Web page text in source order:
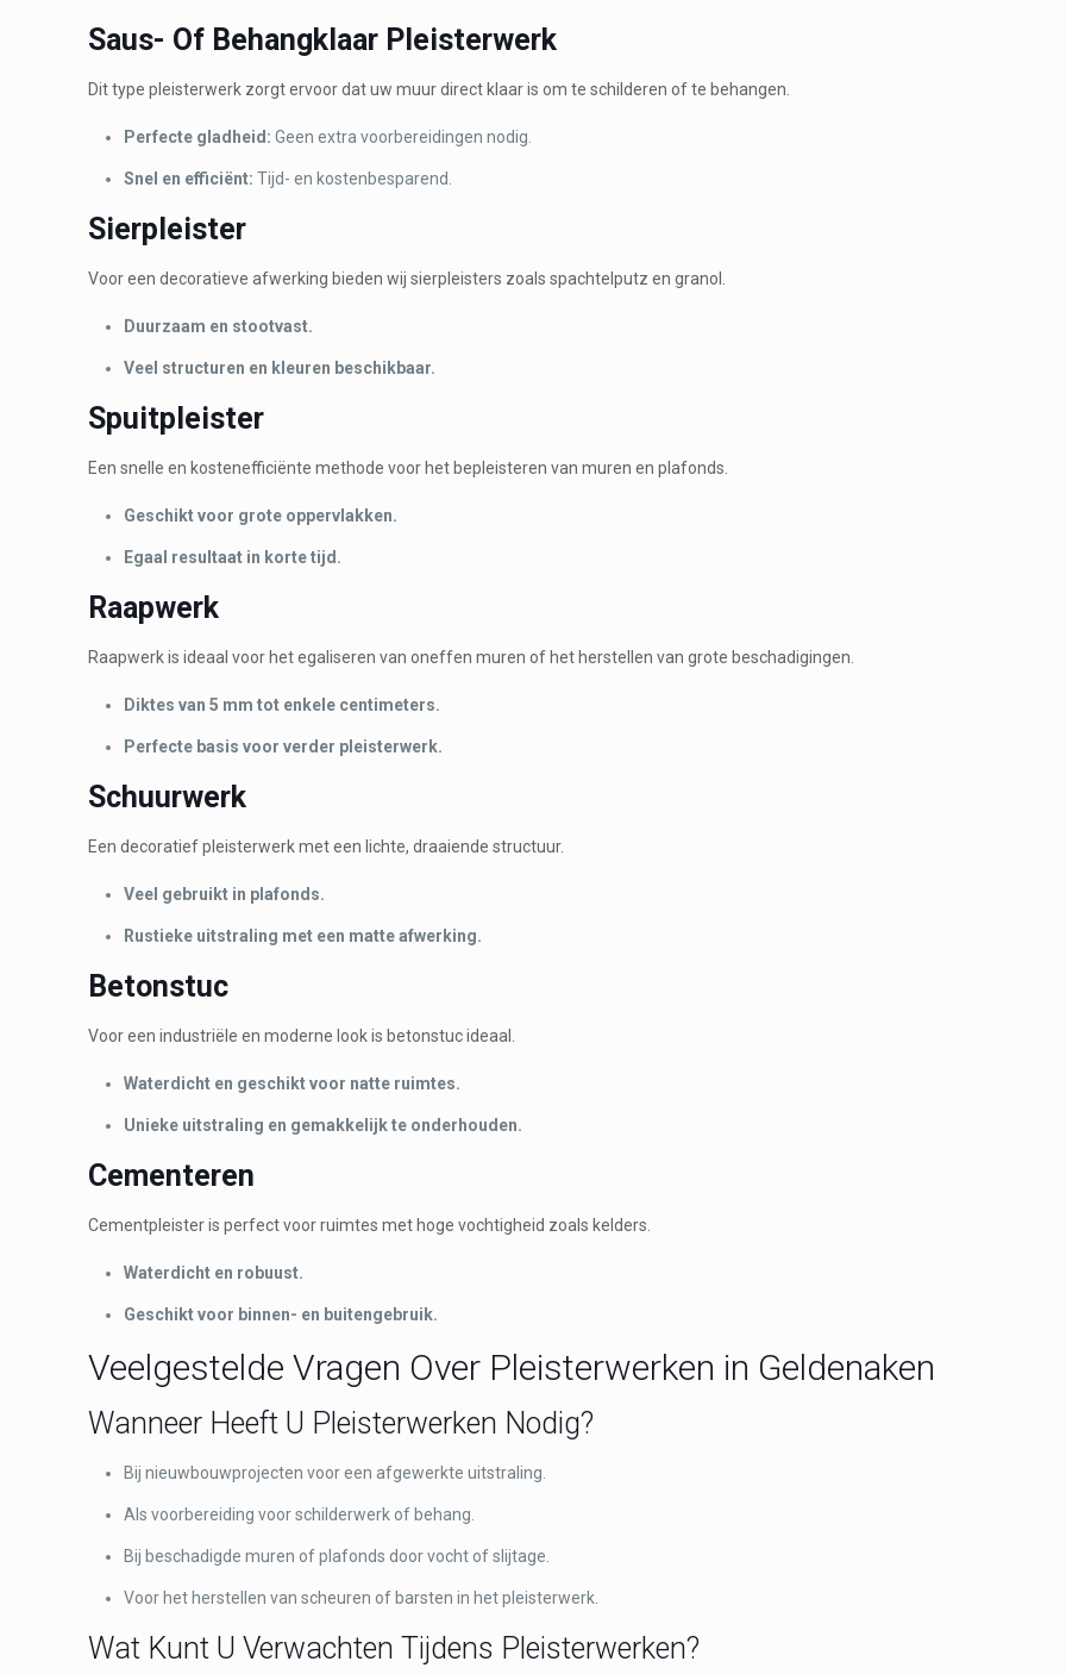
Saus- Of Behangklaar Pleisterwerk
Dit type pleisterwerk zorgt ervoor dat uw muur direct klaar is om te schilderen of te behangen.
Perfecte gladheid: Geen extra voorbereidingen nodig.
Snel en efficiënt: Tijd- en kostenbesparend.
Sierpleister
Voor een decoratieve afwerking bieden wij sierpleisters zoals spachtelputz en granol.
Duurzaam en stootvast.
Veel structuren en kleuren beschikbaar.
Spuitpleister
Een snelle en kostenefficiënte methode voor het bepleisteren van muren en plafonds.
Geschikt voor grote oppervlakken.
Egaal resultaat in korte tijd.
Raapwerk
Raapwerk is ideaal voor het egaliseren van oneffen muren of het herstellen van grote beschadigingen.
Diktes van 5 mm tot enkele centimeters.
Perfecte basis voor verder pleisterwerk.
Schuurwerk
Een decoratief pleisterwerk met een lichte, draaiende structuur.
Veel gebruikt in plafonds.
Rustieke uitstraling met een matte afwerking.
Betonstuc
Voor een industriële en moderne look is betonstuc ideaal.
Waterdicht en geschikt voor natte ruimtes.
Unieke uitstraling en gemakkelijk te onderhouden.
Cementeren
Cementpleister is perfect voor ruimtes met hoge vochtigheid zoals kelders.
Waterdicht en robuust.
Geschikt voor binnen- en buitengebruik.
Veelgestelde Vragen Over Pleisterwerken in Geldenaken
Wanneer Heeft U Pleisterwerken Nodig?
Bij nieuwbouwprojecten voor een afgewerkte uitstraling.
Als voorbereiding voor schilderwerk of behang.
Bij beschadigde muren of plafonds door vocht of slijtage.
Voor het herstellen van scheuren of barsten in het pleisterwerk.
Wat Kunt U Verwachten Tijdens Pleisterwerken?